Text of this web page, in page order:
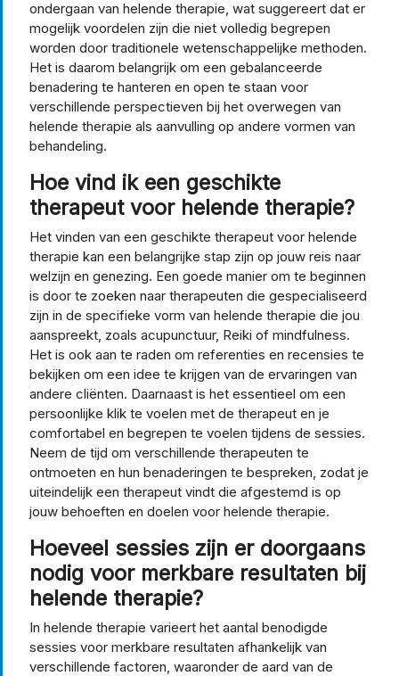
ondergaan van helende therapie, wat suggereert dat er
mogelijk voordelen zijn die niet volledig begrepen
worden door traditionele wetenschappelijke methoden.
Het is daarom belangrijk om een gebalanceerde
benadering te hanteren en open te staan voor
verschillende perspectieven bij het overwegen van
helende therapie als aanvulling op andere vormen van
behandeling.
Hoe vind ik een geschikte
therapeut voor helende therapie?
Het vinden van een geschikte therapeut voor helende
therapie kan een belangrijke stap zijn op jouw reis naar
welzijn en genezing. Een goede manier om te beginnen
is door te zoeken naar therapeuten die gespecialiseerd
zijn in de specifieke vorm van helende therapie die jou
aanspreekt, zoals acupunctuur, Reiki of mindfulness.
Het is ook aan te raden om referenties en recensies te
bekijken om een idee te krijgen van de ervaringen van
andere cliënten. Daarnaast is het essentieel om een
persoonlijke klik te voelen met de therapeut en je
comfortabel en begrepen te voelen tijdens de sessies.
Neem de tijd om verschillende therapeuten te
ontmoeten en hun benaderingen te bespreken, zodat je
uiteindelijk een therapeut vindt die afgestemd is op
jouw behoeften en doelen voor helende therapie.
Hoeveel sessies zijn er doorgaans
nodig voor merkbare resultaten bij
helende therapie?
In helende therapie varieert het aantal benodigde
sessies voor merkbare resultaten afhankelijk van
verschillende factoren, waaronder de aard van de